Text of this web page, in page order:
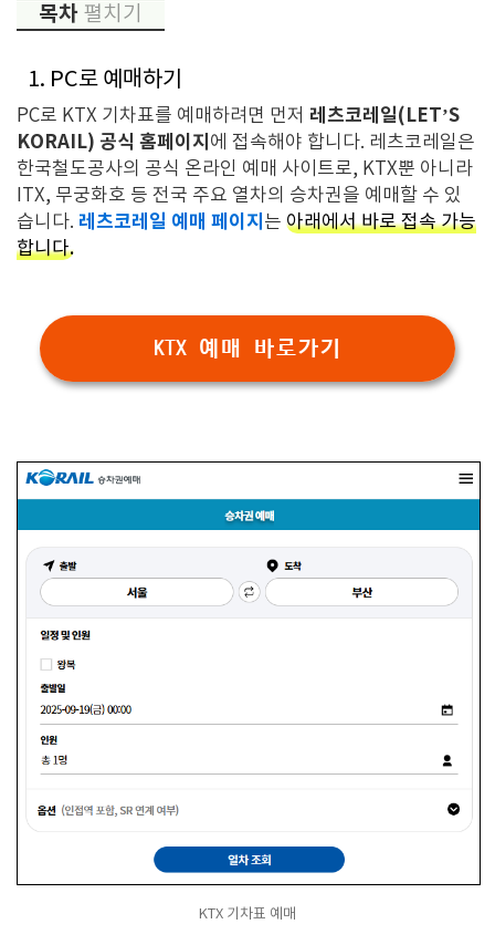
목차 펼치기
1. PC로 예매하기
PC로 KTX 기차표를 예매하려면 먼저 레츠코레일(LET’S
KORAIL) 공식 홈페이지 에 접속해야 합니다. 레츠코레일은
한국철도공사의 공식 온라인 예매 사이트로, KTX뿐 아니라
ITX, 무궁화호 등 전국 주요 열차의 승차권을 예매할 수 있
습니다. 레츠코레일 예매 페이지 는 아래에서 바로 접속 가능
합니다.
KTX 예매 바로가기
KTX 기차표 예매